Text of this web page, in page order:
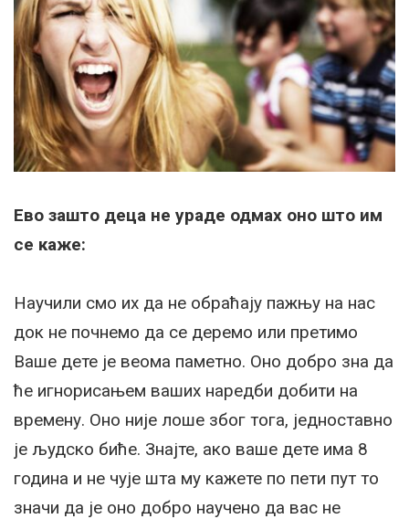
Ево зашто деца не ураде одмах оно што им
се каже:
Научили смо их да не обраћају пажњу на нас
док не почнемо да се деремо или претимо
Ваше дете је веома паметно. Оно добро зна да
ће игнорисањем ваших наредби добити на
времену. Оно није лоше због тога, једноставно
је људско биће. Знајте, ако ваше дете има 8
година и не чује шта му кажете по пети пут то
значи да је оно добро научено да вас не